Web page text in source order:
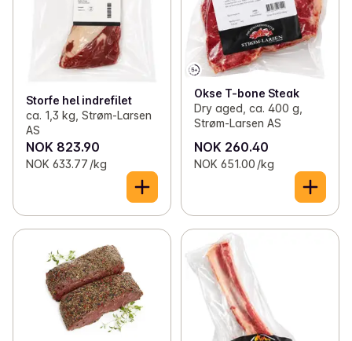
Storfe hel indrefilet
ca. 1,3 kg, Strøm-Larsen
AS
NOK 823.90
NOK 633.77 /kg
Okse T-bone Steak
Dry aged, ca. 400 g,
Strøm-Larsen AS
NOK 260.40
NOK 651.00 /kg